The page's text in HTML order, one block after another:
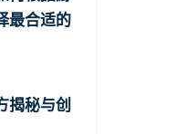
最合适的
揭秘与创